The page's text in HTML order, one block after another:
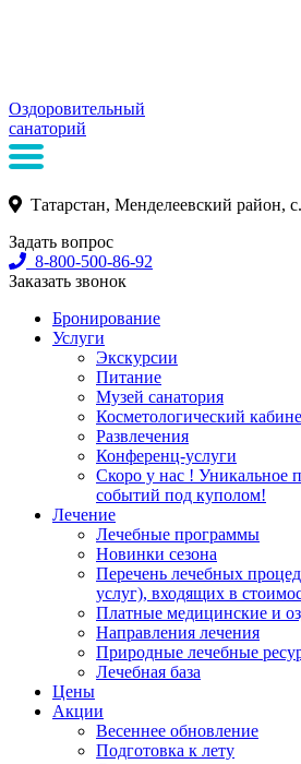
Оздоровительный
санаторий
Татарстан, Менделеевский район,
Задать вопрос
8-800-500-86-92
Заказать звонок
Бронирование
Услуги
Экскурсии
Питание
Музей санатория
Косметологический
Развлечения
Конференц-услуги
Скоро у нас ! Уникальное
событий под куполом!
Лечение
Лечебные программы
Новинки сезона
Перечень лечебных
услуг), входящих в
Платные медицинские и
Направления лечения
Природные лечебные
Лечебная база
Цены
Акции
Весеннее обновление
Подготовка к лету